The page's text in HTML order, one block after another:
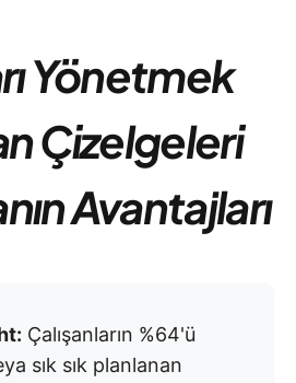
Yönetmek
Çizelgeleri
Avantajları
Çalışanların %64'ü
sık sık planlanan